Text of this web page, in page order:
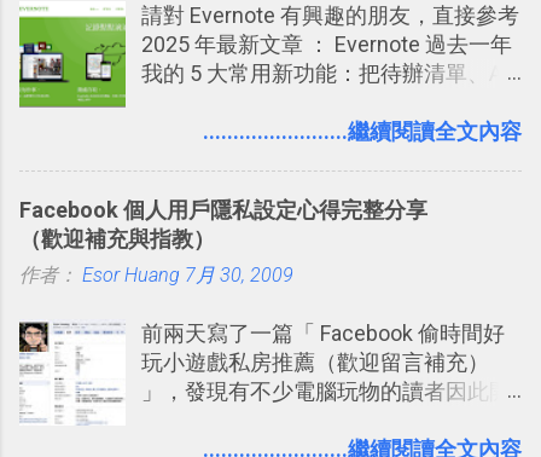
用 Trello？ 8個專案排程協作重點技巧
2017/6 新增： 如何用 Trello 規劃自助
旅行？我的 Trello 行程計畫使用技巧教
卡片不再落落長？專案管理的5個關鍵
子彈筆記？我的 Trello GTD 方法範例看
板分享
標籤在他的訊息中，或是想把你標籤在
相片圖片裡，現在你都多了一個「事先
審查」的機制，可以決定這些你被標籤
鴉牆上，從而禁止可能的祕密被你其他
請對 Evernote 有興趣的朋友，直接參考
2025 年最新文章 ： Evernote 過去一年
我的 5 大常用新功能：把待辦清單、AI
介紹文章： 把不同筆記中的待辦清單統
大綱收合、目錄連結、錨點連結，整理
超長筆記應用案例分享 新功能教學： 會
議記錄不麻煩！我常用兩個 Evernote AI
學： Evernote 新增類似 Google 文件的
「免帳號登入」多人同步編輯功能
........................繼續閱讀全文內容
Facebook 個人用戶隱私設定心得完整分享
（歡迎補充與指教）
作者： Esor Huang 7月 30, 2009
前兩天寫了一篇「 Facebook 偷時間好
玩小遊戲私房推薦（歡迎留言補充）
」，發現有不少電腦玩物的讀者因此開
Facebook確 實是目前最好的社群、社
........................繼續閱讀全文內容